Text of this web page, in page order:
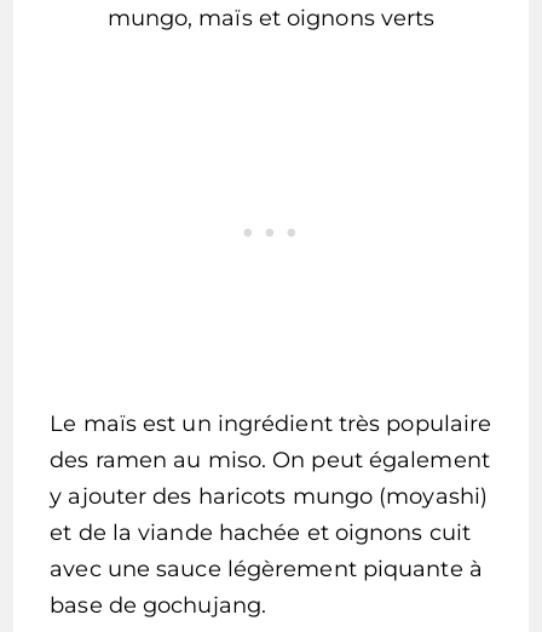
mungo, maïs et oignons verts
Le maïs est un ingrédient très populaire
des ramen au miso. On peut également
y ajouter des haricots mungo (moyashi)
et de la viande hachée et oignons cuit
avec une sauce légèrement piquante à
base de gochujang.